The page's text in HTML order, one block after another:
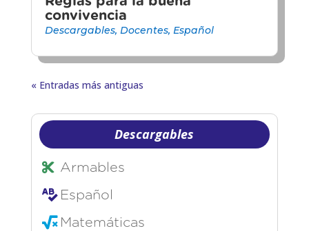
convivencia
Descargables, Docentes, Español
« Entradas más antiguas
Descargables
Armables
Español
Matemáticas